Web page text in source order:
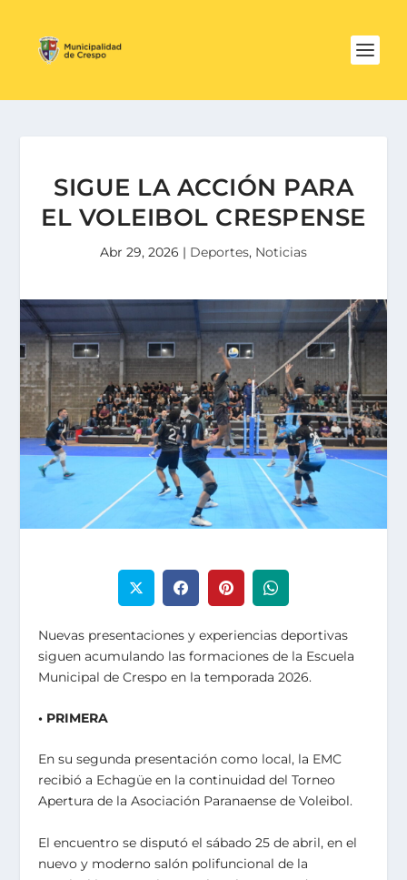
SIGUE LA ACCIÓN PARA
EL VOLEIBOL CRESPENSE
Abr 29, 2026 | Deportes, Noticias
Nuevas presentaciones y experiencias deportivas
siguen acumulando las formaciones de la Escuela
Municipal de Crespo en la temporada 2026.
• PRIMERA
En su segunda presentación como local, la EMC
recibió a Echagüe en la continuidad del Torneo
Apertura de la Asociación Paranaense de Voleibol.
El encuentro se disputó el sábado 25 de abril, en el
nuevo y moderno salón polifuncional de la